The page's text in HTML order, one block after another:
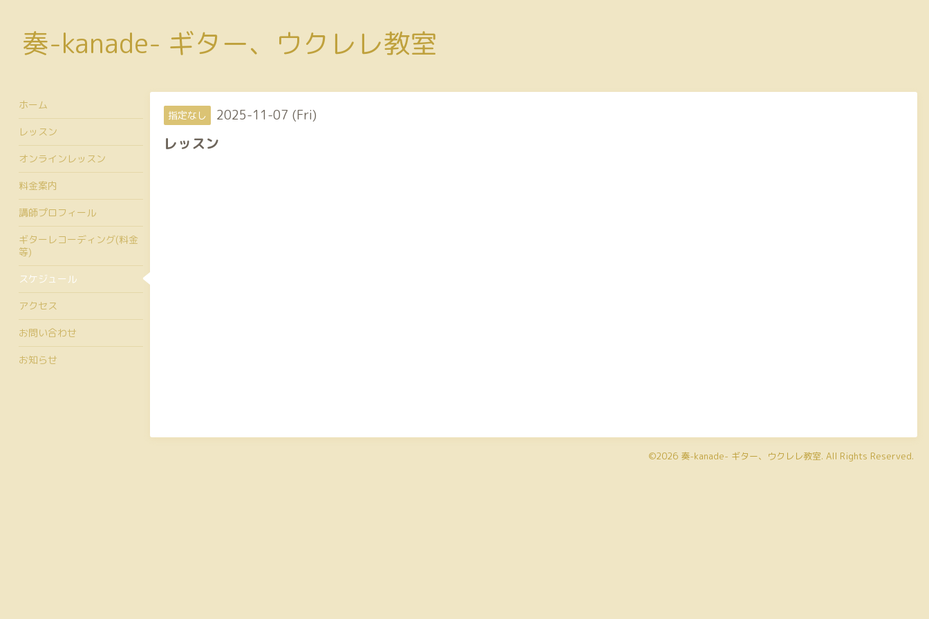
奏-kanade- ギター、ウクレレ教室
指定なし 2025-11-07 (Fri)
レッスン
©2026 奏-kanade- ギター、ウクレレ教室. All Rights Reserved.
ホーム
レッスン
オンラインレッスン
料金案内
講師プロフィール
ギターレコーディング(料金
等)
スケジュール
アクセス
お問い合わせ
お知らせ